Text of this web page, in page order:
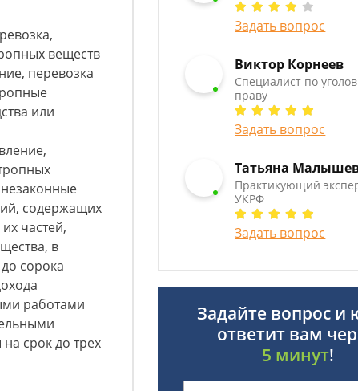
веществ
перевозка
или
содержащих
частей,
в
сорока
работами
срок до трех
Задать вопрос
Виктор Корнеев
Cпециалист по
праву
Задать вопрос
Татьяна
Практикующий
УКРФ
Задать вопрос
Задайте вопрос и
ответит вам
5 минут!